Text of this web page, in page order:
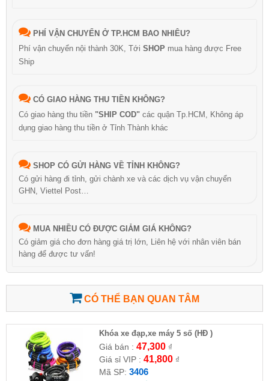
PHÍ VẬN CHUYỂN Ở TP.HCM BAO NHIÊU?
Phí vận chuyển nội thành 30K, Tới SHOP mua hàng được Free
Ship
CÓ GIAO HÀNG THU TIỀN KHÔNG?
Có giao hàng thu tiền "SHIP COD" các quận Tp.HCM, Không áp
dụng giao hàng thu tiền ở Tỉnh Thành khác
SHOP CÓ GỬI HÀNG VỀ TỈNH KHÔNG?
Có gửi hàng đi tỉnh, gửi chành xe và các dịch vụ vận chuyển
GHN, Viettel Post…
MUA NHIỀU CÓ ĐƯỢC GIẢM GIÁ KHÔNG?
Có giảm giá cho đơn hàng giá trị lớn, Liên hệ với nhân viên bán
hàng để được tư vấn!
CÓ THỂ BẠN QUAN TÂM
Khóa xe đạp,xe máy 5 số (HĐ )
Giá bán : 47,300₫
Giá sỉ VIP : 41,800₫
Mã SP: 3406